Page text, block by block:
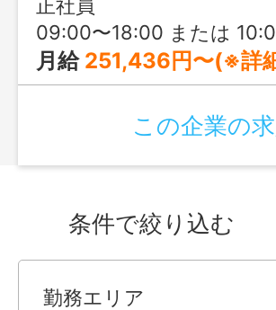
正社員
09:00〜18:00 または
月給 251,436円〜(※詳
この企業の
条件で絞り込む
勤務エリア